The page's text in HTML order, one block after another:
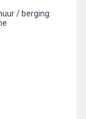
/ berging: